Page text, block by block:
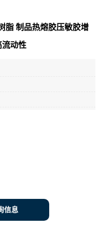
脂 制品热熔胶压敏胶增
流动性
信息